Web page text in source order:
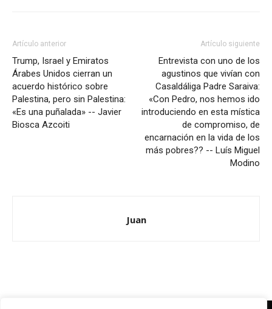
Artículo anterior
Trump, Israel y Emiratos
Árabes Unidos cierran un
acuerdo histórico sobre
Palestina, pero sin Palestina:
«Es una puñalada» -- Javier
Biosca Azcoiti
Artículo siguiente
Entrevista con uno de los
agustinos que vivían con
Casaldáliga Padre Saraiva:
«Con Pedro, nos hemos ido
introduciendo en esta mística
de compromiso, de
encarnación en la vida de los
más pobres?? -- Luís Miguel
Modino
Juan